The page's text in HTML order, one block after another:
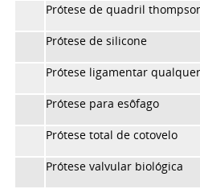
Prótese de quadril
Prótese de silicone
Prótese ligamentar
Prótese para esôfago
Prótese total de cotovelo
Prótese valvular biológica